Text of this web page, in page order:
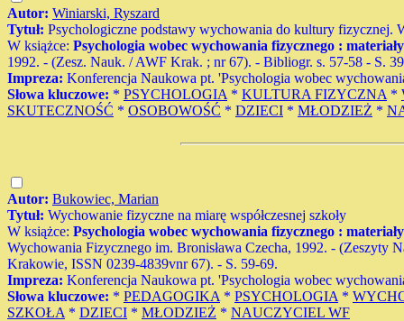
Autor: Winiarski, Ryszard
Tytuł: Psychologiczne podstawy wychowania do kultury fizycznej.
W książce: Psychologia wobec wychowania fizycznego :
1992. - (Zesz. Nauk. / AWF Krak. ; nr 67). - Bibliogr. s. 57-58 - S.
Impreza: Konferencja Naukowa pt. 'Psychologia wobec
Słowa kluczowe: * PSYCHOLOGIA * KULTURA FIZYCZNA *
SKUTECZNOŚĆ * OSOBOWOŚĆ * DZIECI * MŁODZIEŻ *
Autor: Bukowiec, Marian
Tytuł: Wychowanie fizyczne na miarę współczesnej szkoły
W książce: Psychologia wobec wychowania fizycznego :
Wychowania Fizycznego im. Bronisława Czecha, 1992. - (Zeszyty
Krakowie, ISSN 0239-4839vnr 67). - S. 59-69.
Impreza: Konferencja Naukowa pt. 'Psychologia wobec
Słowa kluczowe: * PEDAGOGIKA * PSYCHOLOGIA *
SZKOŁA * DZIECI * MŁODZIEŻ * NAUCZYCIEL WF